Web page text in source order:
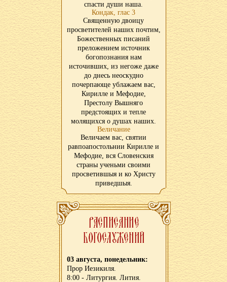
спасти души наша.
Кондак, глас 3
Священную двоицу
просветителей наших почтим,
Божественных писаний
преложением источник
богопознания нам
источивших, из негоже даже
до днесь неоскудно
почерпающе ублажаем вас,
Кирилле и Мефодие,
Престолу Вышняго
предстоящих и тепле
молящихся о душах наших.
Величание
Величаем вас, святии
равпоапостольнии Кирилле и
Мефодие, вся Словенския
страны ученьми своими
просветившыя и ко Христу
приведшыя.
03 августа, понедельник:
Прор Иезикиля.
8:00 - Литургия. Лития.